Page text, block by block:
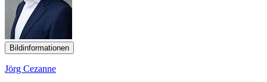
Bildinformationen
Jörg Cezanne